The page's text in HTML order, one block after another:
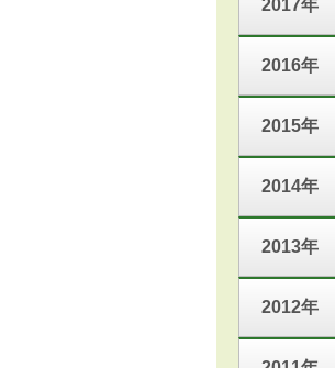
2017年
2016年
2015年
2014年
2013年
2012年